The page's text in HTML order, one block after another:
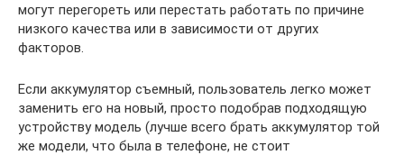
могут перегореть или перестать работать по причине
низкого качества или в зависимости от других
факторов.
Если аккумулятор съемный, пользователь легко может
заменить его на новый, просто подобрав подходящую
устройству модель (лучше всего брать аккумулятор той
же модели, что была в телефоне, не стоит